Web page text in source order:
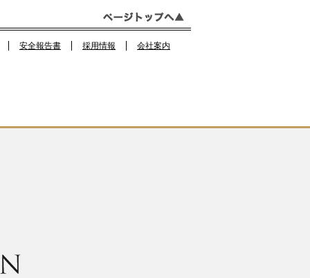
o
k
m
安全報告書 採用情報 会社案内